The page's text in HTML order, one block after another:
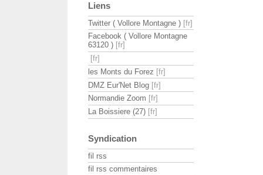
Liens
Twitter ( Vollore Montagne )
Facebook ( Vollore Montagne
63120 )
les Monts du Forez
DMZ Eur'Net Blog
Normandie Zoom
La Boissiere (27)
Syndication
fil rss
fil rss commentaires